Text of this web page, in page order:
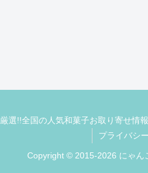
厳選!!全国の人気和菓子お取り寄せ情
プライバシ
Copyright © 2015-2026 にゃん